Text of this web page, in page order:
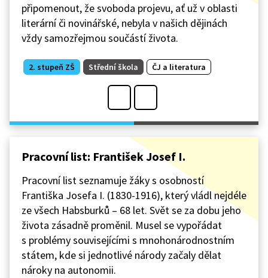
připomenout, že svoboda projevu, ať už v oblasti
literární či novinářské, nebyla v našich dějinách
vždy samozřejmou součástí života.
2. stupeň ZŠ Střední škola ČJ a literatura
Pracovní list: František Josef I.
Pracovní list seznamuje žáky s osobností
Františka Josefa I. (1830-1916), který vládl nejdéle
ze všech Habsburků – 68 let. Svět se za dobu jeho
života zásadně proměnil. Musel se vypořádat
s problémy souvisejícími s mnohonárodnostním
státem, kde si jednotlivé národy začaly dělat
nároky na autonomii.